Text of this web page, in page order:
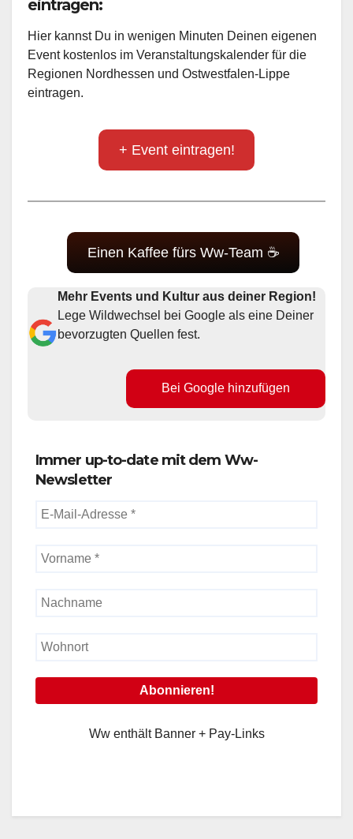
eintragen:
Hier kannst Du in wenigen Minuten Deinen eigenen
Event kostenlos im Veranstaltungskalender für die
Regionen Nordhessen und Ostwestfalen-Lippe
eintragen.
+ Event eintragen!
Einen Kaffee fürs Ww-Team ☕
Mehr Events und Kultur aus deiner Region!
Lege Wildwechsel bei Google als eine Deiner
bevorzugten Quellen fest.
Bei Google hinzufügen
Immer up-to-date mit dem Ww-
Newsletter
Ww enthält Banner + Pay-Links